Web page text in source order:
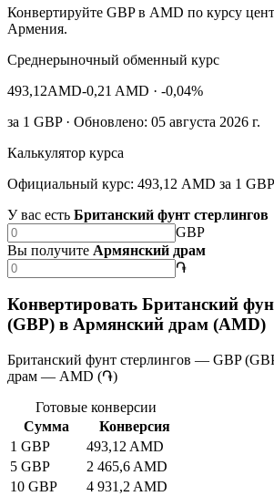
Конвертируйте GBP в AMD по курсу
Армения.
Среднерыночный обменный курс
493,12AMD-0,21 AMD · -0,04%
за 1 GBP· Обновлено: 05 августа 2026 г.
Калькулятор курса
Официальный курс: 493,12 AMD за 1 GBP
У вас есть Британский фунт стерлингов
GBP
Вы получите Армянский драм
֏
Конвертировать Британский
(GBP) в Армянский драм (AMD)
Британский фунт стерлингов — GBP
драм — AMD (֏)
Готовые конверсии
Сумма
Конверсия
1 GBP
493,12 AMD
5 GBP
2 465,6 AMD
10 GBP
4 931,2 AMD